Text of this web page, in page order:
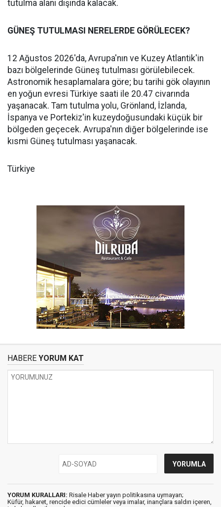
tutulma alanı dışında kalacak.
GÜNEŞ TUTULMASI NERELERDE GÖRÜLECEK?
12 Ağustos 2026'da, Avrupa'nın ve Kuzey Atlantik'in
bazı bölgelerinde Güneş tutulması görülebilecek.
Astronomik hesaplamalara göre; bu tarihi gök olayının
en yoğun evresi Türkiye saati ile 20.47 civarında
yaşanacak. Tam tutulma yolu, Grönland, İzlanda,
İspanya ve Portekiz'in kuzeydoğusundaki küçük bir
bölgeden geçecek. Avrupa'nın diğer bölgelerinde ise
kısmi Güneş tutulması yaşanacak.
Türkiye
HABERE YORUM KAT
YORUM KURALLARI: Risale Haber yayın politikasına uymayan;
Küfür, hakaret, rencide edici cümleler veya imalar, inançlara saldırı içeren,